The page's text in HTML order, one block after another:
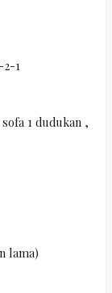
1
1 dudukan ,
lama)